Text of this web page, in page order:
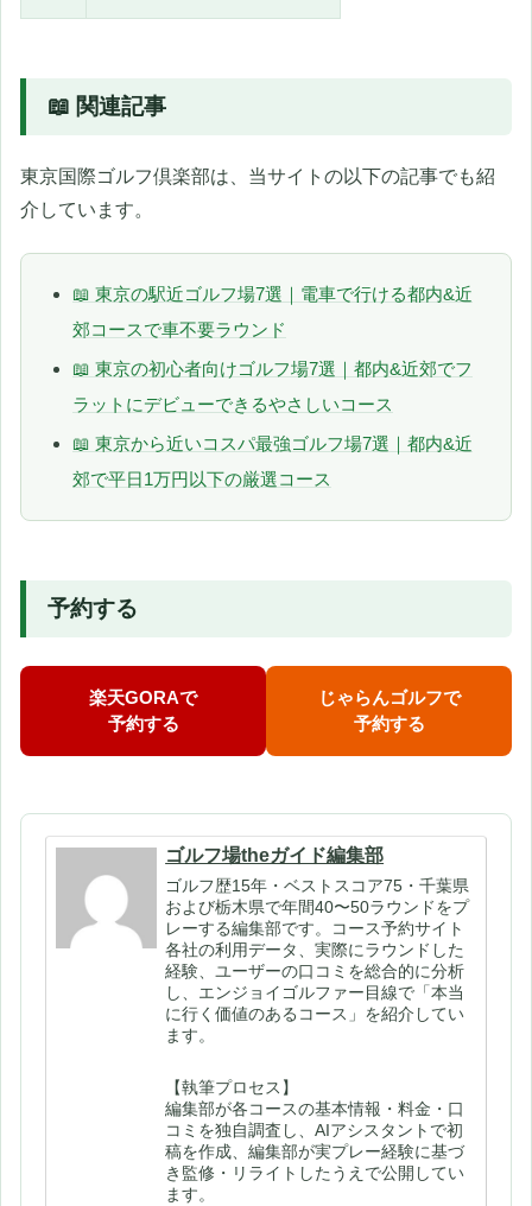
📖 関連記事
東京国際ゴルフ倶楽部は、当サイトの以下の記事でも紹
介しています。
📖 東京の駅近ゴルフ場7選｜電車で行ける都内&近
郊コースで車不要ラウンド
📖 東京の初心者向けゴルフ場7選｜都内&近郊でフ
ラットにデビューできるやさしいコース
📖 東京から近いコスパ最強ゴルフ場7選｜都内&近
郊で平日1万円以下の厳選コース
予約する
楽天GORAで
予約する
じゃらんゴルフで
予約する
ゴルフ場theガイド編集部
ゴルフ歴15年・ベストスコア75・千葉県
および栃木県で年間40〜50ラウンドをプ
レーする編集部です。コース予約サイト
各社の利用データ、実際にラウンドした
経験、ユーザーの口コミを総合的に分析
し、エンジョイゴルファー目線で「本当
に行く価値のあるコース」を紹介してい
ます。
【執筆プロセス】
編集部が各コースの基本情報・料金・口
コミを独自調査し、AIアシスタントで初
稿を作成、編集部が実プレー経験に基づ
き監修・リライトしたうえで公開してい
ます。